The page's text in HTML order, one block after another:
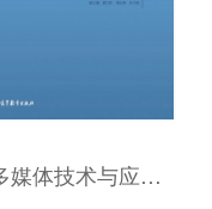
多媒体技术与应用（第2版）